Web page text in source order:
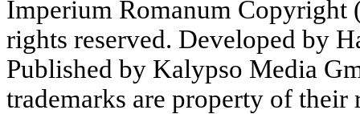
Imperium Romanum
rights reserved. Developed by
Published by Kalypso Media
trademarks are property of their